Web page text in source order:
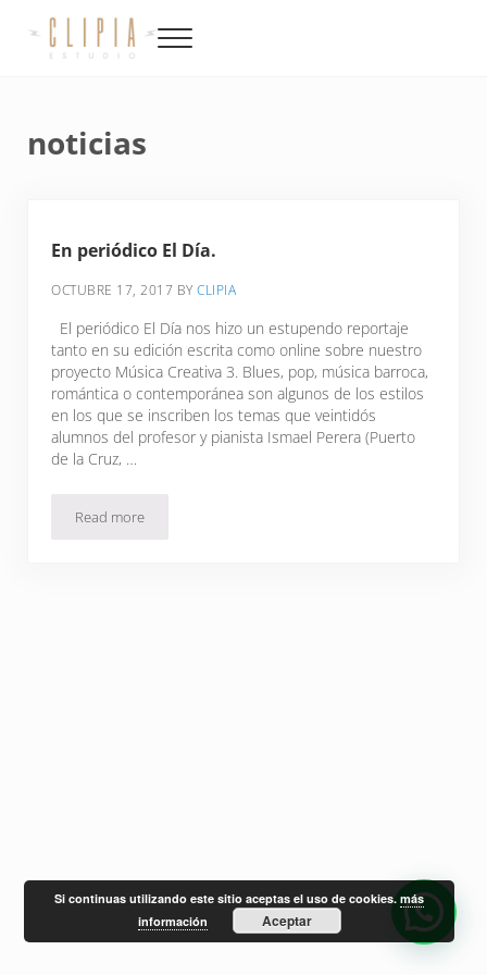
Menu
noticias
En periódico El Día.
OCTUBRE 17, 2017 BYCLIPIA
El periódico El Día nos hizo un estupendo reportaje
tanto en su edición escrita como online sobre nuestro
proyecto Música Creativa 3. Blues, pop, música barroca,
romántica o contemporánea son algunos de los estilos
en los que se inscriben los temas que veintidós
alumnos del profesor y pianista Ismael Perera (Puerto
de la Cruz, …
Read moreEn periódico El Día.
Si continuas utilizando este sitio aceptas el uso de cookies.más
información
Aceptar